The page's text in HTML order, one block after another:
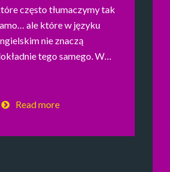
często tłumaczymy tak
ale które w języku
nie znaczą
tego samego. W…
Read more